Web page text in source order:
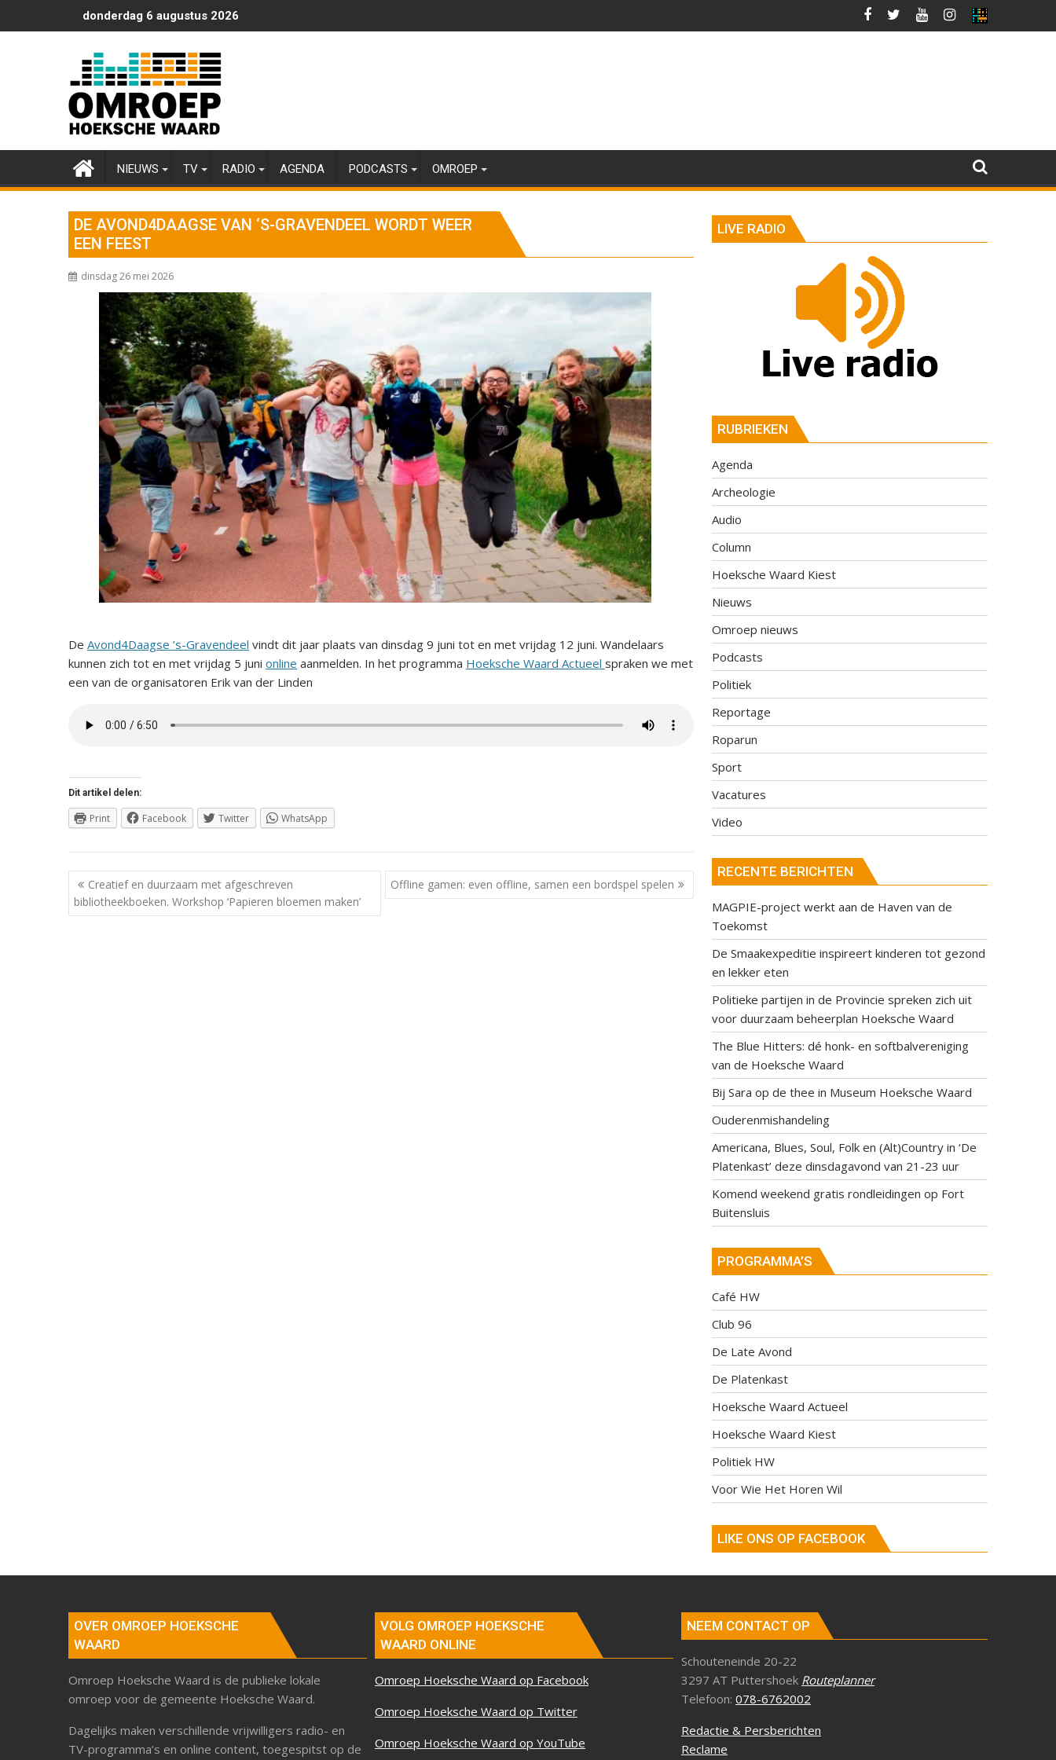
naar
donderdag 6 augustus 2026
NIEUWS TV RADIO AGENDA PODCASTS OMROEP
DE AVOND4DAAGSE VAN ‘S-GRAVENDEEL WORDT WEER
EEN FEEST
dinsdag 26 mei 2026
De Avond4Daagse ’s-Gravendeel vindt dit jaar plaats van dinsdag 9 juni tot en met vrijdag 12 juni. Wandelaars
kunnen zich tot en met vrijdag 5 juni online aanmelden. In het programma Hoeksche Waard Actueel spraken we met
een van de organisatoren Erik van der Linden
Dit artikel delen:
Print Facebook Twitter WhatsApp
Berichtnavigatie
Creatief en duurzaam met afgeschreven
bibliotheekboeken. Workshop ‘Papieren bloemen maken’
Offline gamen: even offline, samen een bordspel spelen
LIVE RADIO
RUBRIEKEN
Agenda
Archeologie
Audio
Column
Hoeksche Waard Kiest
Nieuws
Omroep nieuws
Podcasts
Politiek
Reportage
Roparun
Sport
Vacatures
Video
RECENTE BERICHTEN
MAGPIE-project werkt aan de Haven van de
Toekomst
De Smaakexpeditie inspireert kinderen tot gezond
en lekker eten
Politieke partijen in de Provincie spreken zich uit
voor duurzaam beheerplan Hoeksche Waard
The Blue Hitters: dé honk- en softbalvereniging
van de Hoeksche Waard
Bij Sara op de thee in Museum Hoeksche Waard
Ouderenmishandeling
Americana, Blues, Soul, Folk en (Alt)Country in ‘De
Platenkast’ deze dinsdagavond van 21-23 uur
Komend weekend gratis rondleidingen op Fort
Buitensluis
PROGRAMMA’S
Café HW
Club 96
De Late Avond
De Platenkast
Hoeksche Waard Actueel
Hoeksche Waard Kiest
Politiek HW
Voor Wie Het Horen Wil
LIKE ONS OP FACEBOOK
OVER OMROEP HOEKSCHE
WAARD
Omroep Hoeksche Waard is de publieke lokale
omroep voor de gemeente Hoeksche Waard.
Dagelijks maken verschillende vrijwilligers radio- en
TV-programma’s en online content, toegespitst op de
VOLG OMROEP HOEKSCHE
WAARD ONLINE
Omroep Hoeksche Waard op Facebook
Omroep Hoeksche Waard op Twitter
Omroep Hoeksche Waard op YouTube
NEEM CONTACT OP
Schouteneinde 20-22
3297 AT Puttershoek Routeplanner
Telefoon: 078-6762002
Redactie & Persberichten
Reclame